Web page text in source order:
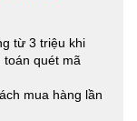
từ 3 triệu khi
toán quét mã
mua hàng lần